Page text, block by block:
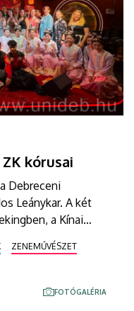
kórusai
Debreceni
Leánykar. A két
a Kínai
akusztikájú
adtak. A
tartomány
ZENEMŰVÉSZET
FOTÓGALÉRIA